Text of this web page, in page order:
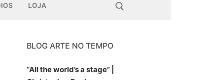
LOJA
BLOG ARTE NO TEMPO
“All the world’s a stage” |